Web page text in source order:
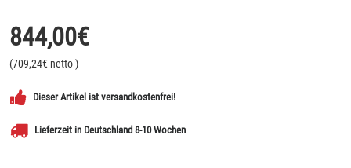
844,00€
(709,24€ netto)
Dieser Artikel ist versandkostenfrei!
Lieferzeit in Deutschland 8-10 Wochen